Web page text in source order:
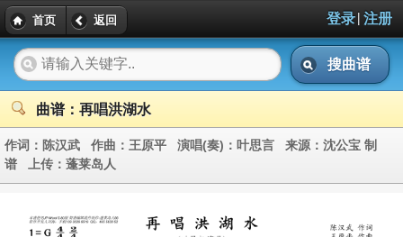
首页 返回 登录| 注册
搜曲谱
曲谱：再唱洪湖水
作词： 陈汉武 作曲： 王原平 演唱(奏)： 叶思言 来源： 沈公宝 制
谱 上传： 蓬莱岛人